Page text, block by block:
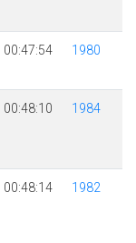
00:47:54 1980
00:48:10 1984
00:48:14 1982